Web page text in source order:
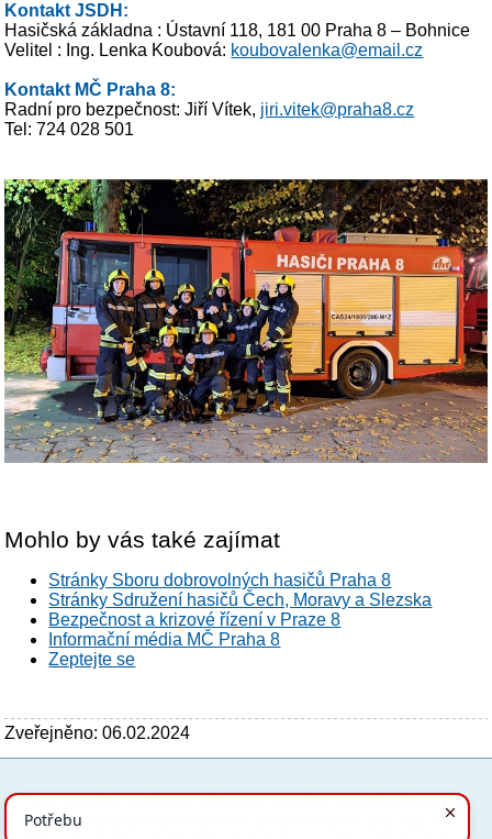
Kontakt JSDH:
Hasičská základna : Ústavní 118, 181 00 Praha 8 – Bohnice
Velitel : Ing. Lenka Koubová: koubovalenka@email.cz
Kontakt MČ Praha 8:
Radní pro bezpečnost: Jiří Vítek, jiri.vitek@praha8.cz
Tel: 724 028 501
Mohlo by vás také zajímat
Stránky Sboru dobrovolných hasičů Praha 8
Stránky Sdružení hasičů Čech, Moravy a Slezska
Bezpečnost a krizové řízení v Praze 8
Informační média MČ Praha 8
Zeptejte se
Zveřejněno: 06.02.2024
ENG
Tyto stránky využívají základní soubory cookies, které
usnadňují jejich prohlížení a jsou nezbytné pro jejich